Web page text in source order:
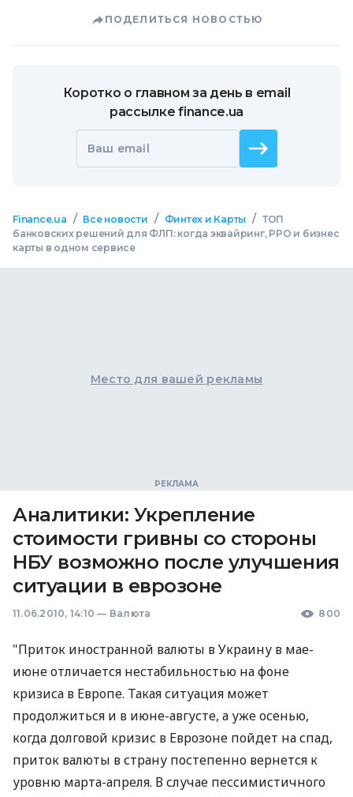
ПОДЕЛИТЬСЯ НОВОСТЬЮ
Коротко о главном за день в email
рассылке finance.ua
Ваш email
Finance.ua / Все новости / Финтех и Карты / ТОП
банковских решений для ФЛП: когда эквайринг, РРО и бизнес
карты в одном сервисе
Место для вашей рекламы
Аналитики: Укрепление
стоимости гривны со стороны
НБУ возможно после улучшения
ситуации в еврозоне
11.06.2010, 14:10 — Валюта 800
"Приток иностранной валюты в Украину в мае-
июне отличается нестабильностью на фоне
кризиса в Европе. Такая ситуация может
продолжиться и в июне-августе, а уже осенью,
когда долговой кризис в Еврозоне пойдет на спад,
приток валюты в страну постепенно вернется к
уровню марта-апреля. В случае пессимистичного